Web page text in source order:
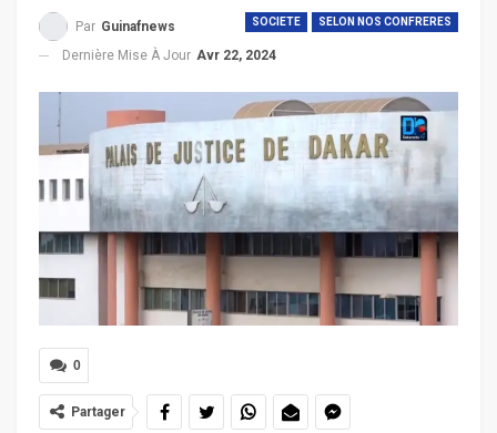
SOCIETE SELON NOS CONFRERES
Par Guinafnews
Dernière Mise À Jour Avr 22, 2024
0
Partager